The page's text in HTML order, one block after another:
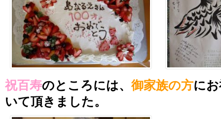
祝百寿のところには、 御家族の方に
いて頂きました。